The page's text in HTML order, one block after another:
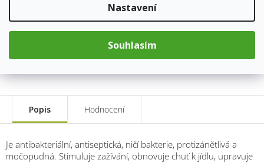
Nastavení
Souhlasím
79 Kč
Měrná
cena:
Přidat do košíku
Popis Hodnocení
Je antibakteriální, antiseptická, ničí bakterie, protizánětlivá a
močopudná. Stimuluje zažívání, obnovuje chuť k jídlu, upravuje